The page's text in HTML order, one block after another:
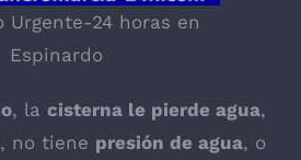
Urgente-24 horas en
Espinardo
, la cisterna le pierde agua,
, no tiene presión de agua, o